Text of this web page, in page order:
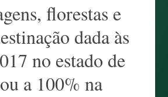
florestas e
dada às
no estado de
a 100% na